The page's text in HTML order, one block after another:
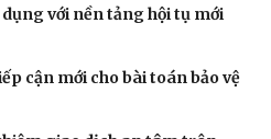
với nền tảng hội tụ mới
cận mới cho bài toán bảo vệ